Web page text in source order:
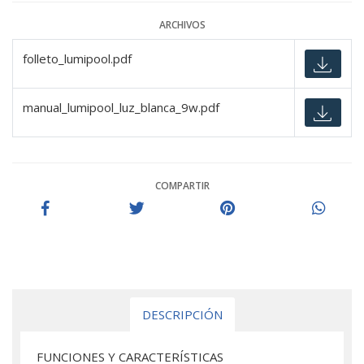
ARCHIVOS
folleto_lumipool.pdf
manual_lumipool_luz_blanca_9w.pdf
COMPARTIR
DESCRIPCIÓN
FUNCIONES Y CARACTERÍSTICAS